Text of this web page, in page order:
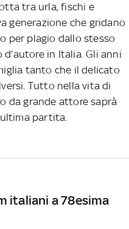
tra urla, fischi e
generazione che gridano
per plagio dallo stesso
in Italia. Gli anni
tanto che il delicato
Tutto nella vita di
da grande attore saprà
partita.
italiani a 78esima